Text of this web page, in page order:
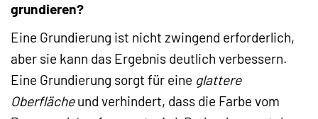
grundieren?
Eine Grundierung ist nicht zwingend erforderlich,
aber sie kann das Ergebnis deutlich verbessern.
Eine Grundierung sorgt für eine glattere
Oberflächeund verhindert, dass die Farbe vom